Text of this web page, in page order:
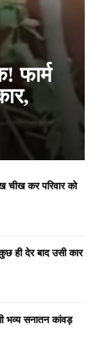
फार्म
चीख कर परिवार को
ही देर बाद उसी कार
भव्य सनातन कांवड़